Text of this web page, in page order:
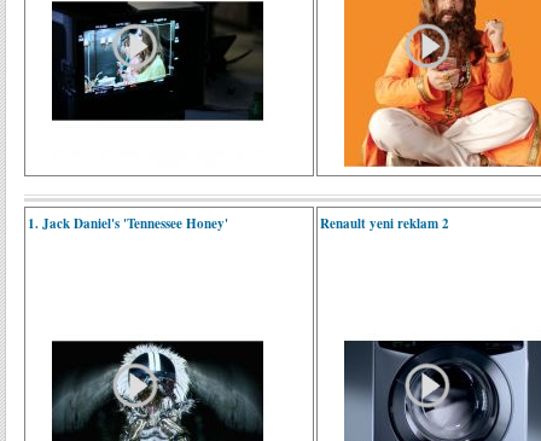
1. Jack Daniel's 'Tennessee Honey' Renault yeni reklam 2